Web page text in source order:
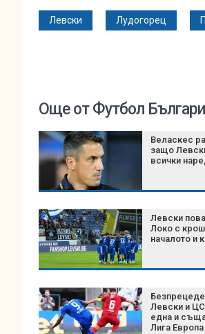
Левски Лудогорец
Още от Футбол
Веласкес
защо
всички
Левски
Локо с
началото и
Левски и
една и
Лига Европа